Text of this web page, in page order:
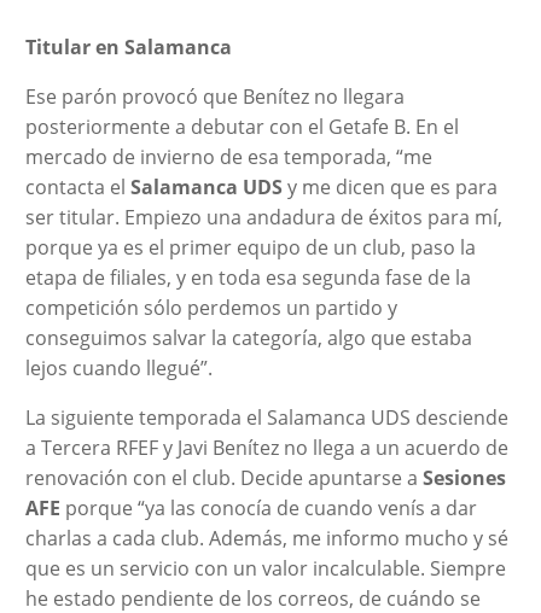
Titular en Salamanca
Ese parón provocó que Benítez no llegara
posteriormente a debutar con el Getafe B. En el
mercado de invierno de esa temporada, “me
contacta el Salamanca UDSy me dicen que es para
ser titular. Empiezo una andadura de éxitos para mí,
porque ya es el primer equipo de un club, paso la
etapa de filiales, y en toda esa segunda fase de la
competición sólo perdemos un partido y
conseguimos salvar la categoría, algo que estaba
lejos cuando llegué”.
La siguiente temporada el Salamanca UDS desciende
a Tercera RFEF y Javi Benítez no llega a un acuerdo de
renovación con el club. Decide apuntarse a Sesiones
AFE porque “ya las conocía de cuando venís a dar
charlas a cada club. Además, me informo mucho y sé
que es un servicio con un valor incalculable. Siempre
he estado pendiente de los correos, de cuándo se